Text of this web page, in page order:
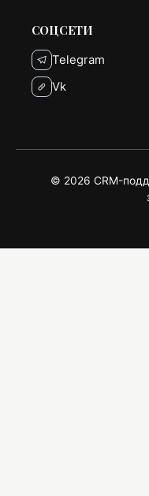
СОЦСЕТИ
Telegram
Vk
© 2026 CRM-